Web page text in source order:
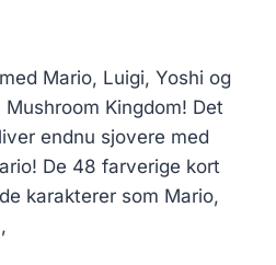
Mario, Luigi, Yoshi og
Kingdom! Det
endnu sjovere med
De 48 farverige kort
karakterer som Mario,